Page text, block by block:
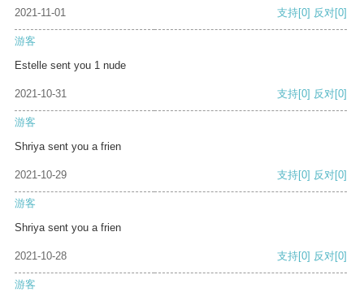
2021-11-01 支持[0] 反对[0]
游客
Estelle sent you 1 nude
2021-10-31 支持[0] 反对[0]
游客
Shriya sent you a frien
2021-10-29 支持[0] 反对[0]
游客
Shriya sent you a frien
2021-10-28 支持[0] 反对[0]
游客